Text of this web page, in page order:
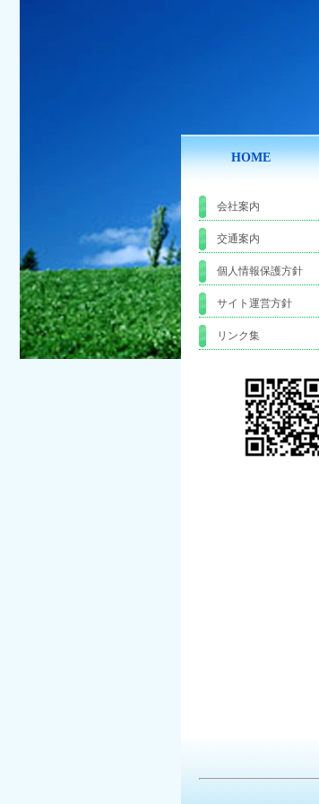
HOME
会社案内
交通案内
個人情報保護方針
サイト運営方針
リンク集